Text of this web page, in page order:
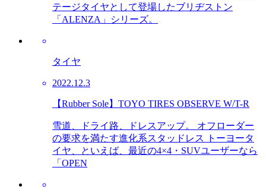
テージタイヤとして登場したブリヂストン
「ALENZA」シリーズ。
タイヤ
2022.12.3
【Rubber Sole】TOYO TIRES OBSERVE W/T-R
雪道、ドライ路、ドレスアップ。 オフローダー
の要求を満たす進化系スタッドレス トーヨータ
イヤ、といえば、最近の4×4・SUVユーザーなら
「OPEN